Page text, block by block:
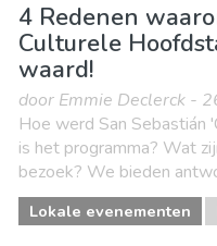
4 Redenen
Culturele
waard!
door Emmie Declerck -
Hoe werd San
is het programma? Wat
bezoek? We bieden
Lokale evenementen